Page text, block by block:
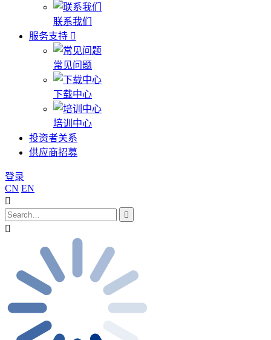
联系我们
服务支持
常见问题
下载中心
培训中心
投资者关系
供应商招募
登录
CN EN